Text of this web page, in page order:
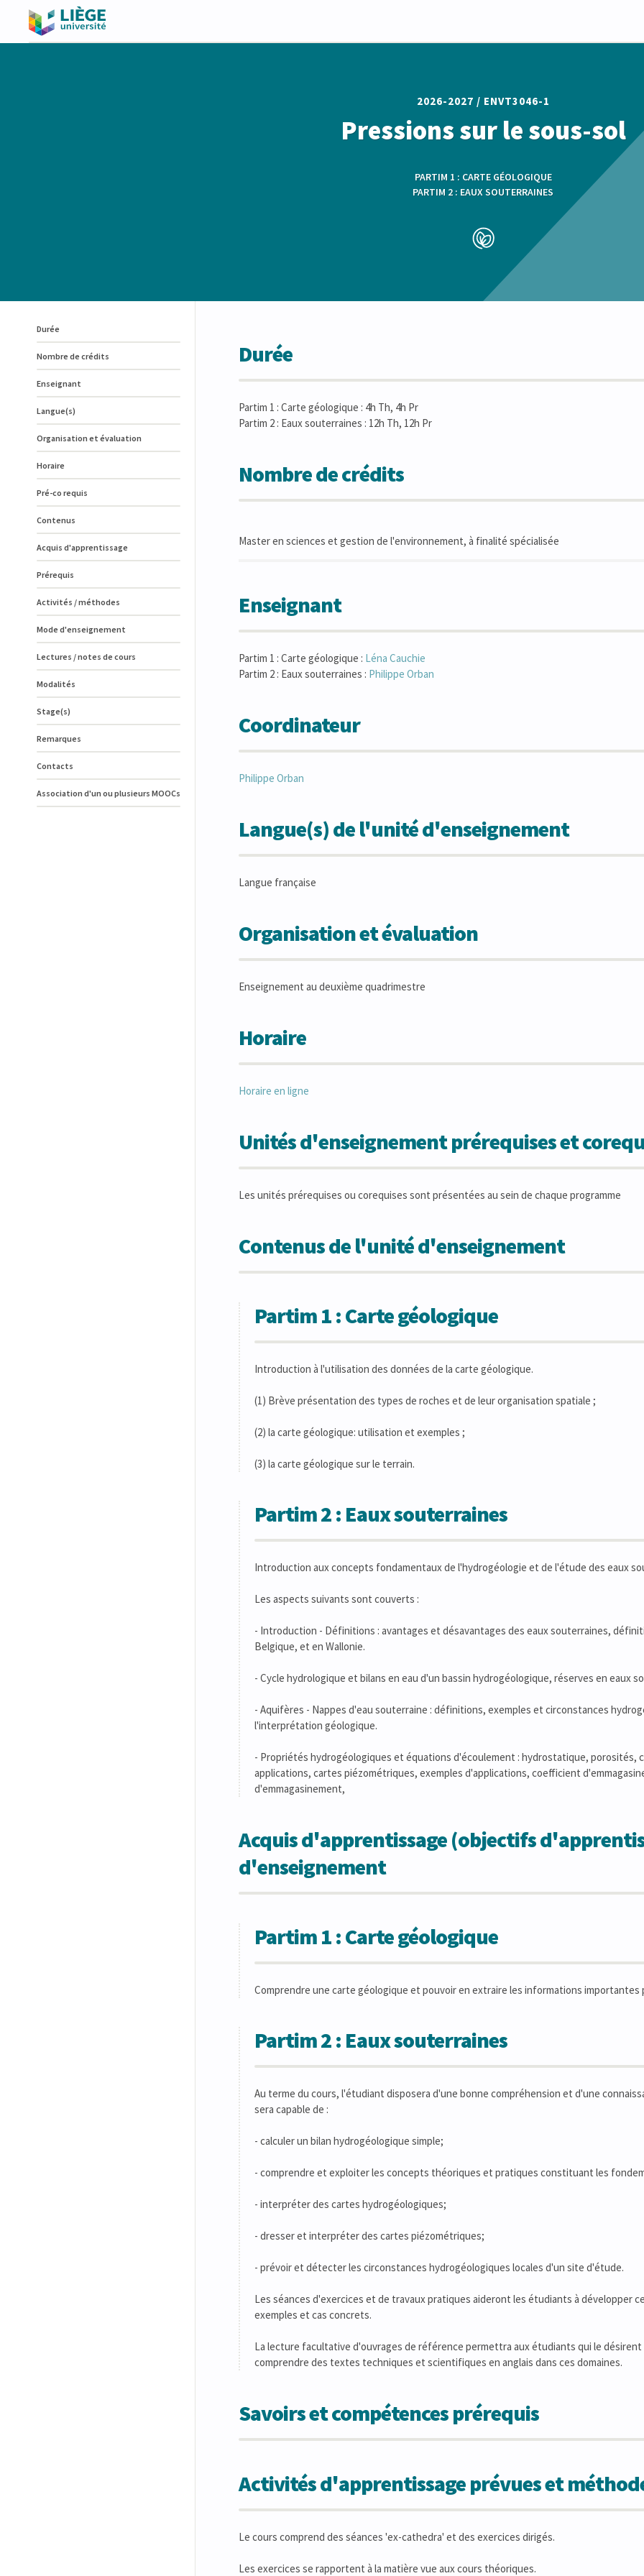
2026-2027 / ENVT3046-1
Pressions sur le sous-sol
PARTIM 1 : CARTE GÉOLOGIQUE
PARTIM 2 : EAUX SOUTERRAINES
Durée
Nombre de crédits
Enseignant
Langue(s)
Organisation et évaluation
Horaire
Pré-co requis
Contenus
Acquis d'apprentissage
Prérequis
Activités / méthodes
Mode d'enseignement
Lectures / notes de cours
Modalités
Stage(s)
Remarques
Contacts
Association d'un ou plusieurs MOOCs
Durée
Partim 1 : Carte géologique : 4h Th, 4h Pr
Partim 2 : Eaux souterraines : 12h Th, 12h Pr
Nombre de crédits
Master en sciences et gestion de l'environnement, à finalité spécialisée
Enseignant
Partim 1 : Carte géologique : Léna Cauchie
Partim 2 : Eaux souterraines : Philippe Orban
Coordinateur
Philippe Orban
Langue(s) de l'unité d'enseignement
Langue française
Organisation et évaluation
Enseignement au deuxième quadrimestre
Horaire
Horaire en ligne
Unités d'enseignement prérequises et
Les unités prérequises ou corequises sont présentées au sein de chaque programme
Contenus de l'unité d'enseignement
Partim 1 : Carte géologique
Introduction à l'utilisation des données de la carte géologique.
(1) Brève présentation des types de roches et de leur organisation spatiale ;
(2) la carte géologique: utilisation et exemples ;
(3) la carte géologique sur le terrain.
Partim 2 : Eaux souterraines
Introduction aux concepts fondamentaux de l'hydrogéologie et de l'étude des eaux
Les aspects suivants sont couverts :
- Introduction - Définitions : avantages et désavantages des eaux souterraines,
Belgique, et en Wallonie.
- Cycle hydrologique et bilans en eau d'un bassin hydrogéologique, réserves en eaux
- Aquifères - Nappes d'eau souterraine : définitions, exemples et circonstances
l'interprétation géologique.
- Propriétés hydrogéologiques et équations d'écoulement : hydrostatique, porosités,
applications, cartes piézométriques, exemples d'applications, coefficient
d'emmagasinement,
Acquis d'apprentissage (objectifs
d'enseignement
Partim 1 : Carte géologique
Comprendre une carte géologique et pouvoir en extraire les informations
Partim 2 : Eaux souterraines
Au terme du cours, l'étudiant disposera d'une bonne compréhension et d'une
sera capable de :
- calculer un bilan hydrogéologique simple;
- comprendre et exploiter les concepts théoriques et pratiques constituant les
- interpréter des cartes hydrogéologiques;
- dresser et interpréter des cartes piézométriques;
- prévoir et détecter les circonstances hydrogéologiques locales d'un site d'étude.
Les séances d'exercices et de travaux pratiques aideront les étudiants à développer
exemples et cas concrets.
La lecture facultative d'ouvrages de référence permettra aux étudiants qui le
comprendre des textes techniques et scientifiques en anglais dans ces domaines.
Savoirs et compétences prérequis
Activités d'apprentissage prévues et
Le cours comprend des séances 'ex-cathedra' et des exercices dirigés.
Les exercices se rapportent à la matière vue aux cours théoriques.